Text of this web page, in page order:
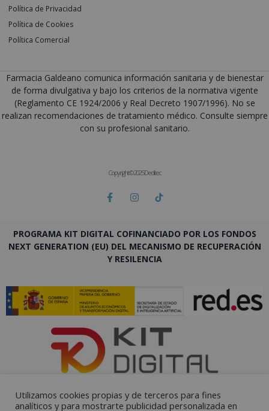
Política de Privacidad
Política de Cookies
Política Comercial
Farmacia Galdeano comunica información sanitaria y de bienestar
de forma divulgativa y bajo los criterios de la normativa vigente
(Reglamento CE 1924/2006 y Real Decreto 1907/1996). No se
realizan recomendaciones de tratamiento médico. Consulte siempre
con su profesional sanitario.
Copyright © 2025 Deditec
PROGRAMA KIT DIGITAL COFINANCIADO POR LOS FONDOS
NEXT GENERATION (EU) DEL MECANISMO DE RECUPERACIÓN
Y RESILENCIA
Utilizamos cookies propias y de terceros para fines
analíticos y para mostrarte publicidad personalizada en